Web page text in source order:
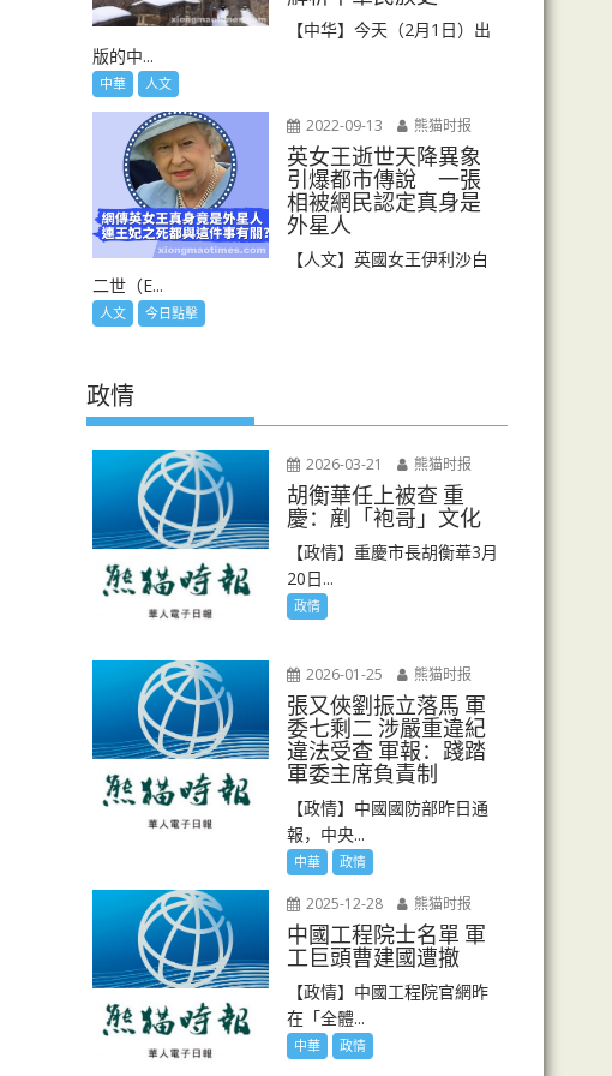
【中华】今天（2月1日）出
版的中...
中華 人文
2022-09-13 熊猫时报
英女王逝世天降異象
引爆都市傳說 一張
相被網民認定真身是
外星人
【人文】英國女王伊利沙白
二世（E...
人文 今日點擊
政情
2026-03-21 熊猫时报
胡衡華任上被查 重
慶：剷「袍哥」文化
【政情】重慶市長胡衡華3月
20日...
政情
2026-01-25 熊猫时报
張又俠劉振立落馬 軍
委七剩二 涉嚴重違紀
違法受查 軍報：踐踏
軍委主席負責制
【政情】中國國防部昨日通
報，中央...
中華 政情
2025-12-28 熊猫时报
中國工程院士名單 軍
工巨頭曹建國遭撤
【政情】中國工程院官網昨
在「全體...
中華 政情